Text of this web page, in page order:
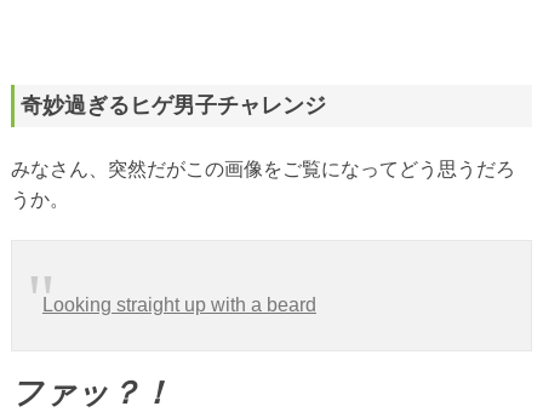
奇妙過ぎるヒゲ男子チャレンジ
みなさん、突然だがこの画像をご覧になってどう思うだろ
うか。
Looking straight up with a beard
ファッ？！